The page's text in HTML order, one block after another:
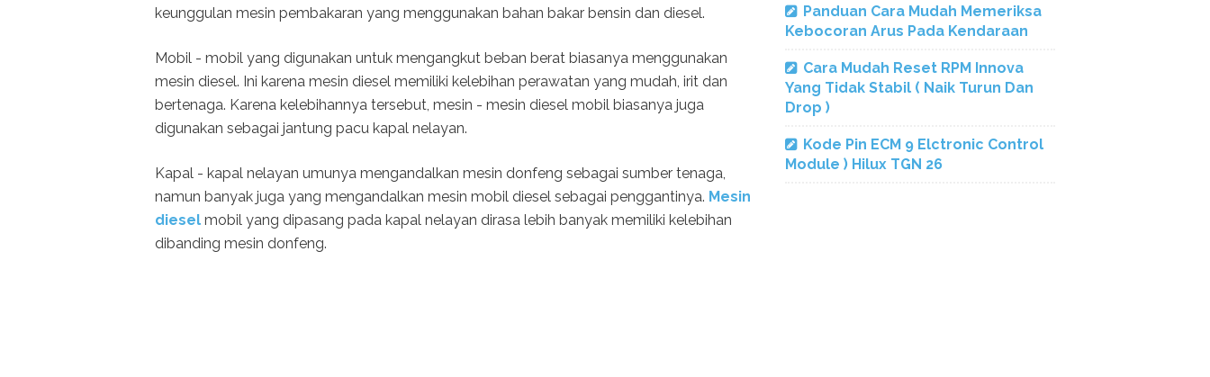
keunggulan mesin pembakaran yang menggunakan bahan bakar bensin dan diesel.
Mobil - mobil yang digunakan untuk mengangkut beban berat biasanya menggunakan
mesin diesel. Ini karena mesin diesel memiliki kelebihan perawatan yang mudah, irit dan
bertenaga. Karena kelebihannya tersebut, mesin - mesin diesel mobil biasanya juga
digunakan sebagai jantung pacu kapal nelayan.
Kapal - kapal nelayan umunya mengandalkan mesin donfeng sebagai sumber tenaga,
namun banyak juga yang mengandalkan mesin mobil diesel sebagai penggantinya. Mesin
diesel mobil yang dipasang pada kapal nelayan dirasa lebih banyak memiliki kelebihan
dibanding mesin donfeng.
Panduan Cara Mudah Memeriksa
Kebocoran Arus Pada Kendaraan
Cara Mudah Reset RPM Innova
Yang Tidak Stabil ( Naik Turun Dan
Drop )
Kode Pin ECM 9 Elctronic Control
Module ) Hilux TGN 26